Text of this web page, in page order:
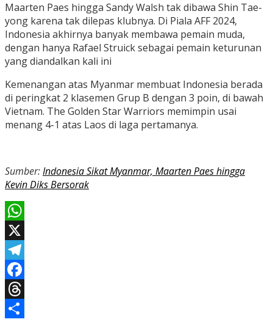
Maarten Paes hingga Sandy Walsh tak dibawa Shin Tae-
yong karena tak dilepas klubnya. Di Piala AFF 2024,
Indonesia akhirnya banyak membawa pemain muda,
dengan hanya Rafael Struick sebagai pemain keturunan
yang diandalkan kali ini
Kemenangan atas Myanmar membuat Indonesia berada
di peringkat 2 klasemen Grup B dengan 3 poin, di bawah
Vietnam. The Golden Star Warriors memimpin usai
menang 4-1 atas Laos di laga pertamanya.
Sumber:Indonesia Sikat Myanmar, Maarten Paes hingga
Kevin Diks Bersorak
WhatsApp
X
Telegram
Facebook
Threads